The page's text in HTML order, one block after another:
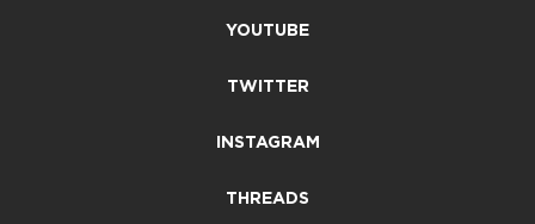
YOUTUBE
TWITTER
INSTAGRAM
THREADS